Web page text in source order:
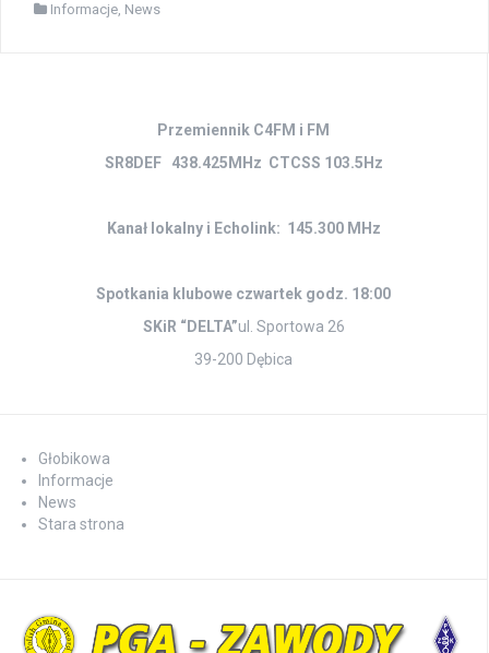
Informacje, News
Przemiennik C4FM i FM
SR8DEF 438.425MHz CTCSS 103.5Hz
Kanał lokalny i Echolink: 145.300 MHz
Spotkania klubowe czwartek godz. 18:00
SKiR “DELTA”ul. Sportowa 26
39-200 Dębica
Głobikowa
Informacje
News
Stara strona